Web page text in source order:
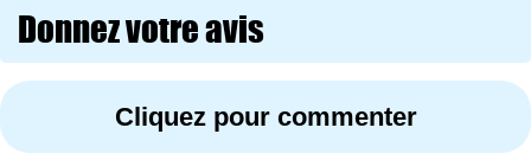
Donnez votre avis
Cliquez pour commenter